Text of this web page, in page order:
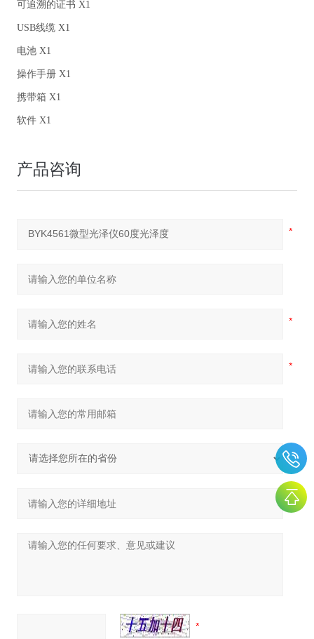
可追溯的证书 X1
USB线缆 X1
电池 X1
操作手册 X1
携带箱 X1
软件 X1
产品咨询